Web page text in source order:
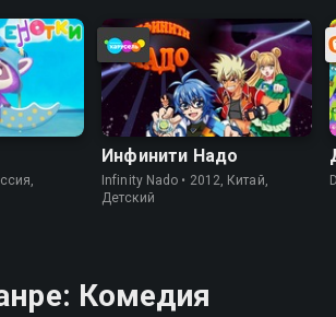
Инфинити Надо
Infinity Nado • 2012, Китай,
Детский
Комедия